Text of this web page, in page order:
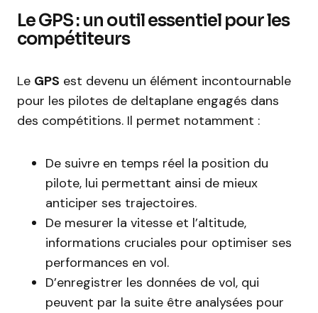
Le GPS : un outil essentiel pour les
compétiteurs
Le GPS est devenu un élément incontournable
pour les pilotes de deltaplane engagés dans
des compétitions. Il permet notamment :
De suivre en temps réel la position du
pilote, lui permettant ainsi de mieux
anticiper ses trajectoires.
De mesurer la vitesse et l’altitude,
informations cruciales pour optimiser ses
performances en vol.
D’enregistrer les données de vol, qui
peuvent par la suite être analysées pour